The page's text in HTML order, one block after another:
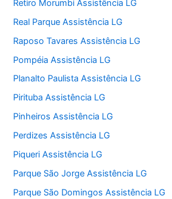
Retiro Morumbi Assistência LG
Real Parque Assistência LG
Raposo Tavares Assistência LG
Pompéia Assistência LG
Planalto Paulista Assistência LG
Pirituba Assistência LG
Pinheiros Assistência LG
Perdizes Assistência LG
Piqueri Assistência LG
Parque São Jorge Assistência LG
Parque São Domingos Assistência LG